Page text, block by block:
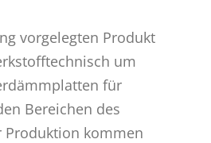
vorgelegten Produkt
um
für
Bereichen des
Produktion kommen